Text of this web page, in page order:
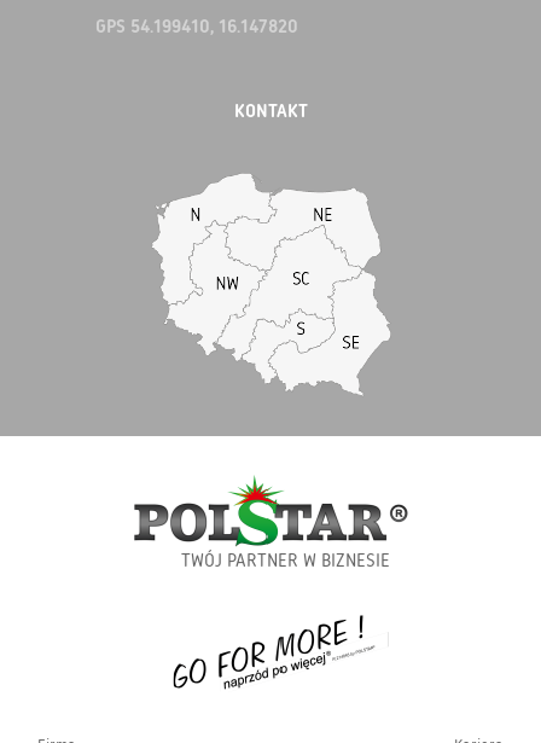
GPS 54.199410, 16.147820
KONTAKT
TWÓJ PARTNER W BIZNESIE